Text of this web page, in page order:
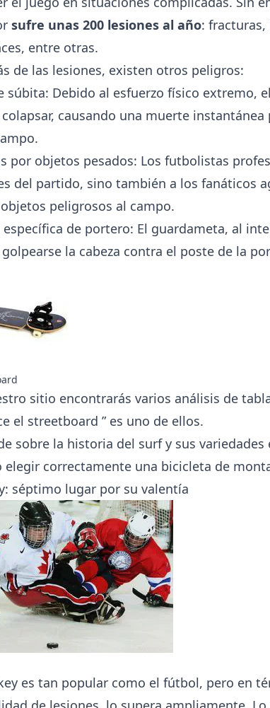
sufre unas 200 lesiones al año: fracturas,
entre otras.
de las lesiones, existen otros peligros:
súbita: Debido al esfuerzo físico extremo,
causando una muerte
por objetos pesados: Los futbolistas
del partido, sino también a los fanáticos
peligrosos al campo.
específica de portero: El guardameta, al
la cabeza contra el poste de la
sitio encontrarás varios análisis de
el streetboard ” es uno de ellos.
sobre la historia del surf y sus variedades
elegir correctamente una bicicleta de
séptimo lugar por su valentía
es tan popular como el fútbol, pero en